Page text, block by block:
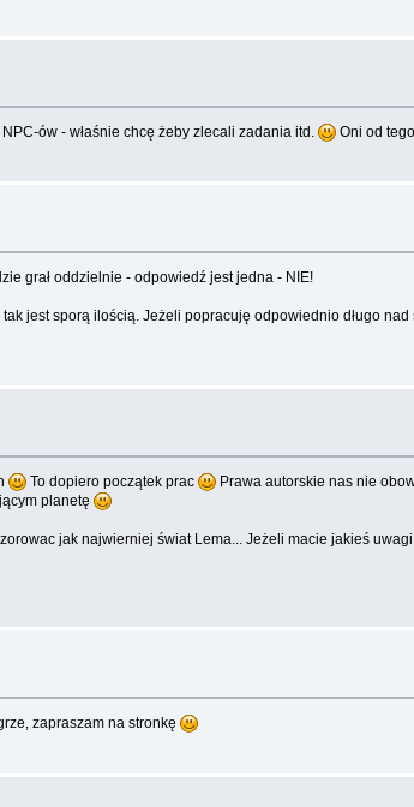
ów - właśnie chcę żeby zlecali zadania itd. Oni od
grał oddzielnie - odpowiedź jest jedna - NIE!
jest sporą ilością. Jeżeli popracuję odpowiednio długo
To dopiero początek prac Prawa autorskie nas nie
planetę
jak najwierniej świat Lema... Jeżeli macie jakieś
zapraszam na stronkę